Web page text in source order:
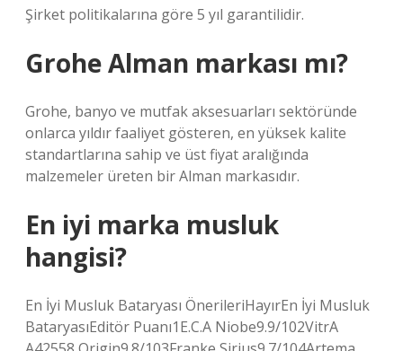
Şirket politikalarına göre 5 yıl garantilidir.
Grohe Alman markası mı?
Grohe, banyo ve mutfak aksesuarları sektöründe
onlarca yıldır faaliyet gösteren, en yüksek kalite
standartlarına sahip ve üst fiyat aralığında
malzemeler üreten bir Alman markasıdır.
En iyi marka musluk
hangisi?
En İyi Musluk Bataryası ÖnerileriHayırEn İyi Musluk
BataryasıEditör Puanı1E.C.A Niobe9.9/102VitrA